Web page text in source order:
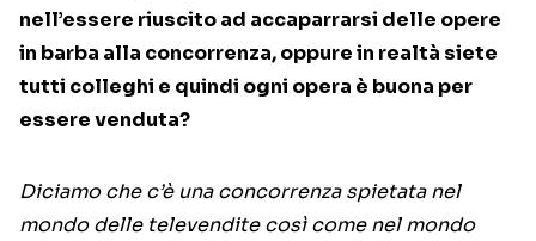
nell’essere riuscito ad accaparrarsi delle opere
in barba alla concorrenza, oppure in realtà siete
tutti colleghi e quindi ogni opera è buona per
essere venduta?
Diciamo che c’è una concorrenza spietata nel
mondo delle televendite così come nel mondo